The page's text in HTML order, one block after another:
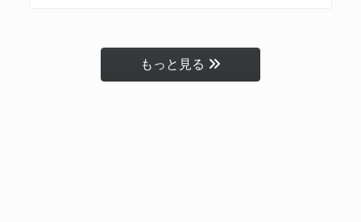
もっと見る